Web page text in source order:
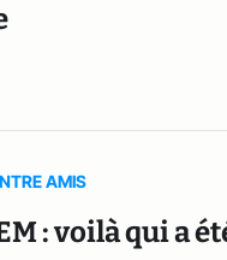
AMIS
: voilà qui a